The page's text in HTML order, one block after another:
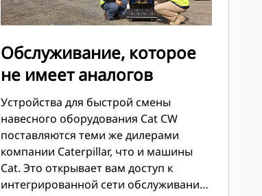
Обслуживание, которое
не имеет аналогов
Устройства для быстрой смены
навесного оборудования Cat CW
поставляются теми же дилерами
компании Caterpillar, что и машины
Cat. Это открывает вам доступ к
интегрированной сети обслуживания